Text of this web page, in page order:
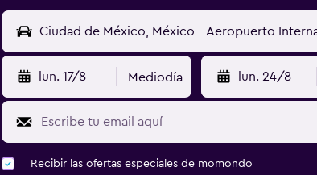
lun. 17/8 Mediodía lun. 24/8
Recibir las ofertas especiales de momondo